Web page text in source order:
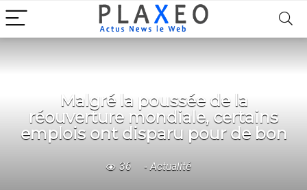
Malgré la poussée de la
réouverture mondiale, certains
emplois ont disparu pour de bon
36 Actualité